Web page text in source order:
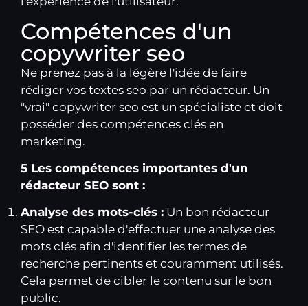
Compétences d'un
copywriter seo
Ne prenez pas à la légère l'idée de faire
rédiger vos textes seo par un rédacteur. Un
"vrai" copywriter seo est un spécialiste et doit
posséder des compétences clés en
marketing.
5 Les compétences importantes d'un
rédacteur SEO sont :
Analyse des mots-clés : Un bon rédacteur
SEO est capable d'effectuer une analyse des
mots clés afin d'identifier les termes de
recherche pertinents et couramment utilisés.
Cela permet de cibler le contenu sur le bon
public.